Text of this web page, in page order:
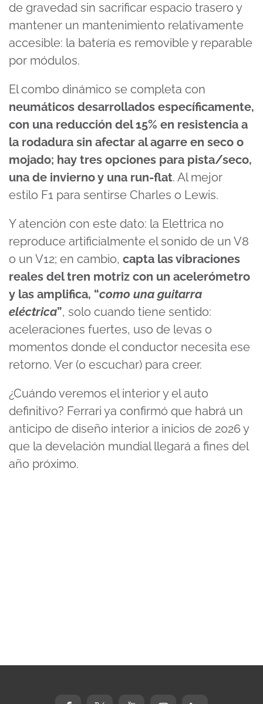
de gravedad sin sacrificar espacio trasero y
mantener un mantenimiento relativamente
accesible: la batería es removible y reparable
por módulos.
El combo dinámico se completa con
neumáticos desarrollados específicamente,
con una reducción del 15% en resistencia a
la rodadura sin afectar al agarre en seco o
mojado; hay tres opciones para pista/seco,
una de invierno y una run-flat. Al mejor
estilo F1 para sentirse Charles o Lewis.
Y atención con este dato: la Elettrica no
reproduce artificialmente el sonido de un V8
o un V12; en cambio, capta las vibraciones
reales del tren motriz con un acelerómetro
y las amplifica, “como una guitarra
eléctrica”, solo cuando tiene sentido:
aceleraciones fuertes, uso de levas o
momentos donde el conductor necesita ese
retorno. Ver (o escuchar) para creer.
¿Cuándo veremos el interior y el auto
definitivo? Ferrari ya confirmó que habrá un
anticipo de diseño interior a inicios de 2026 y
que la develación mundial llegará a fines del
año próximo.